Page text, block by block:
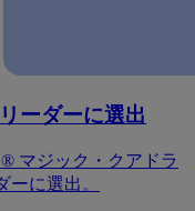
ーダーに選出
® マジック・クアドラ
に選出。